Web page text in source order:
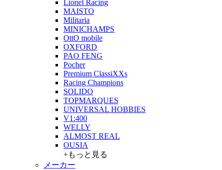
Lionel Racing
MAISTO
Militaria
MINICHAMPS
OttO mobile
OXFORD
PAO FENG
Pocher
Premium ClassiXXs
Racing Champions
SOLIDO
TOPMARQUES
UNIVERSAL HOBBIES
V1:400
WELLY
ALMOST REAL
OUSIA
+もっと見る
メーカー